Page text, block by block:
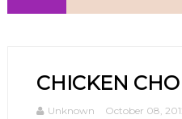
CHICKEN
Unknown October 08,